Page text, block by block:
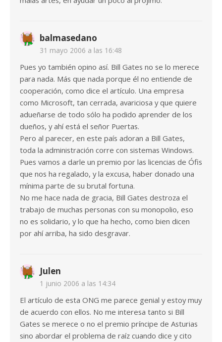
balmasedano
31 mayo 2006 a las 16:48
Pues yo también opino así. Bill Gates no se lo merece
para nada. Más que nada porque él no entiende de
cooperación, como dice el artículo. Una empresa
como Microsoft, tan cerrada, avariciosa y que quiere
adueñarse de todo sólo ha podido aprender de los
dueños, y ahí está el señor Puertas.
Pero al parecer, en este país adoran a Bill Gates,
toda la administración corre con sistemas Windows.
Pues vamos a darle un premio por las licencias de Ófis
que nos ha regalado, y la excusa, haber donado una
mínima parte de su brutal fortuna.
No me hace nada de gracia, Bill Gates destroza el
trabajo de muchas personas con su monopolio, eso
no es solidario, y lo que ha hecho, como bien dicen
por ahí arriba, ha sido desgravar.
Julen
1 junio 2006 a las 14:34
El artículo de esta ONG me parece genial y estoy muy
de acuerdo con ellos. No me interesa tanto si Bill
Gates se merece o no el premio príncipe de Asturias
sino abordar el problema de raíz cuando dice y cito